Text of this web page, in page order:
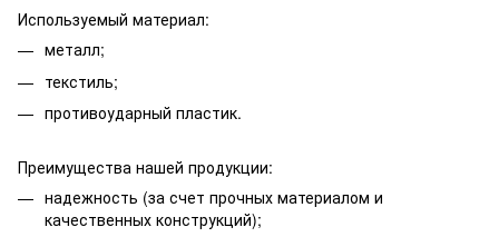
Используемый материал:
металл;
текстиль;
противоударный пластик.
Преимущества нашей продукции:
надежность (за счет прочных материалом и
качественных конструкций);